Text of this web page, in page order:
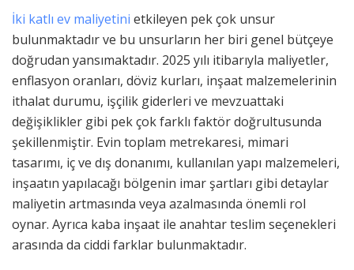
İki katlı ev maliyetini etkileyen pek çok unsur
bulunmaktadır ve bu unsurların her biri genel bütçeye
doğrudan yansımaktadır. 2025 yılı itibarıyla maliyetler,
enflasyon oranları, döviz kurları, inşaat malzemelerinin
ithalat durumu, işçilik giderleri ve mevzuattaki
değişiklikler gibi pek çok farklı faktör doğrultusunda
şekillenmiştir. Evin toplam metrekaresi, mimari
tasarımı, iç ve dış donanımı, kullanılan yapı malzemeleri,
inşaatın yapılacağı bölgenin imar şartları gibi detaylar
maliyetin artmasında veya azalmasında önemli rol
oynar. Ayrıca kaba inşaat ile anahtar teslim seçenekleri
arasında da ciddi farklar bulunmaktadır.